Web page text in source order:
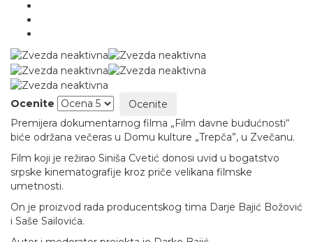
Ocenite
Premijera dokumentarnog filma „Film davne budućnosti“
biće održana večeras u Domu kulture „Trepča”, u Zvečanu.
Film koji je režirao Siniša Cvetić donosi uvid u bogatstvo
srpske kinematografije kroz priče velikana filmske
umetnosti.
On je proizvod rada producentskog tima Darje Bajić Božović
i Saše Sailovića.